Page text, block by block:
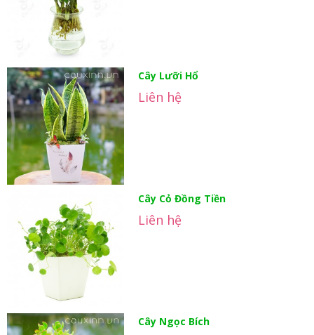
Cây Lưỡi Hổ
Liên hệ
Cây Cỏ Đồng Tiền
Liên hệ
Cây Ngọc Bích